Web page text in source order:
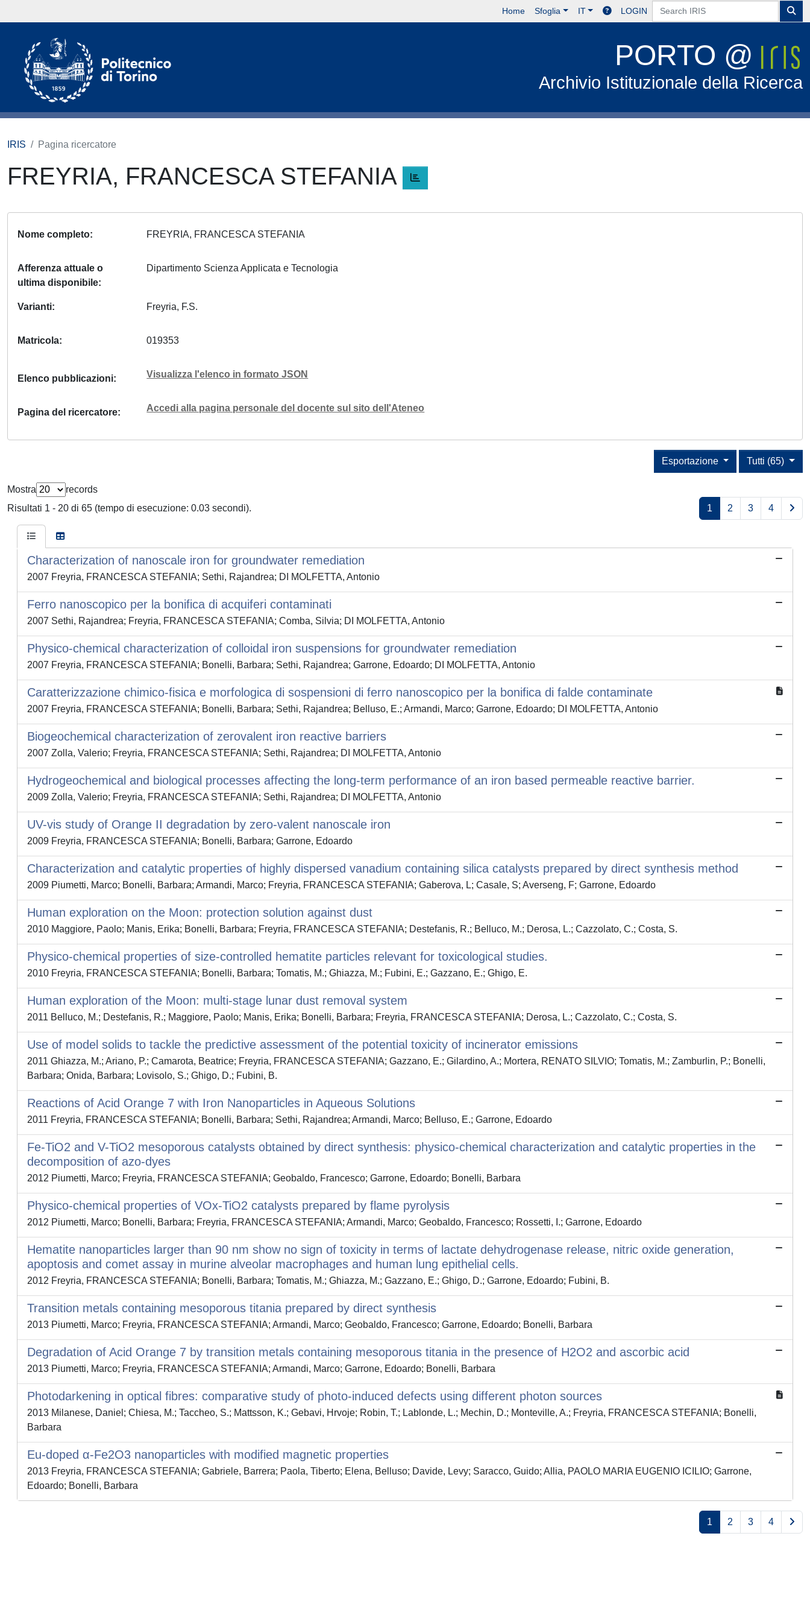
Home Sfoglia IT LOGIN
PORTO @
Archivio Istituzionale della Ricerca
IRIS Pagina ricercatore
FREYRIA, FRANCESCA STEFANIA
Nome completo FREYRIA, FRANCESCA STEFANIA
Afferenza attuale o
ultima disponibile
Dipartimento Scienza Applicata e Tecnologia
Varianti Freyria, F.S.
Matricola 019353
Elenco pubblicazioni Visualizza l'elenco in formato JSON
Pagina del ricercatore Accedi alla pagina personale del docente sul sito dell'Ateneo
Tutti (65)
Esportazione
Mostra
records
Risultati 1 - 20 di 65 (tempo di esecuzione: 0.03 secondi).
1 2 3 4
Characterization of nanoscale iron for groundwater remediation
2007 Freyria, FRANCESCA STEFANIA; Sethi, Rajandrea; DI MOLFETTA, Antonio
Ferro nanoscopico per la bonifica di acquiferi contaminati
2007 Sethi, Rajandrea; Freyria, FRANCESCA STEFANIA; Comba, Silvia; DI MOLFETTA, Antonio
Physico-chemical characterization of colloidal iron suspensions for groundwater remediation
2007 Freyria, FRANCESCA STEFANIA; Bonelli, Barbara; Sethi, Rajandrea; Garrone, Edoardo; DI MOLFETTA, Antonio
Caratterizzazione chimico-fisica e morfologica di sospensioni di ferro nanoscopico per la bonifica di falde contaminate
2007 Freyria, FRANCESCA STEFANIA; Bonelli, Barbara; Sethi, Rajandrea; Belluso, E.; Armandi, Marco; Garrone, Edoardo; DI MOLFETTA, Antonio
Biogeochemical characterization of zerovalent iron reactive barriers
2007 Zolla, Valerio; Freyria, FRANCESCA STEFANIA; Sethi, Rajandrea; DI MOLFETTA, Antonio
Hydrogeochemical and biological processes affecting the long-term performance of an iron based permeable reactive barrier.
2009 Zolla, Valerio; Freyria, FRANCESCA STEFANIA; Sethi, Rajandrea; DI MOLFETTA, Antonio
UV-vis study of Orange II degradation by zero-valent nanoscale iron
2009 Freyria, FRANCESCA STEFANIA; Bonelli, Barbara; Garrone, Edoardo
Characterization and catalytic properties of highly dispersed vanadium containing silica catalysts prepared by direct synthesis method
2009 Piumetti, Marco; Bonelli, Barbara; Armandi, Marco; Freyria, FRANCESCA STEFANIA; Gaberova, L; Casale, S; Averseng, F; Garrone, Edoardo
Human exploration on the Moon: protection solution against dust
2010 Maggiore, Paolo; Manis, Erika; Bonelli, Barbara; Freyria, FRANCESCA STEFANIA; Destefanis, R.; Belluco, M.; Derosa, L.; Cazzolato, C.; Costa, S.
Physico-chemical properties of size-controlled hematite particles relevant for toxicological studies.
2010 Freyria, FRANCESCA STEFANIA; Bonelli, Barbara; Tomatis, M.; Ghiazza, M.; Fubini, E.; Gazzano, E.; Ghigo, E.
Human exploration of the Moon: multi-stage lunar dust removal system
2011 Belluco, M.; Destefanis, R.; Maggiore, Paolo; Manis, Erika; Bonelli, Barbara; Freyria, FRANCESCA STEFANIA; Derosa, L.; Cazzolato, C.; Costa, S.
Use of model solids to tackle the predictive assessment of the potential toxicity of incinerator emissions
2011 Ghiazza, M.; Ariano, P.; Camarota, Beatrice; Freyria, FRANCESCA STEFANIA; Gazzano, E.; Gilardino, A.; Mortera, RENATO SILVIO; Tomatis, M.; Zamburlin, P.; Bonelli,
Barbara; Onida, Barbara; Lovisolo, S.; Ghigo, D.; Fubini, B.
Reactions of Acid Orange 7 with Iron Nanoparticles in Aqueous Solutions
2011 Freyria, FRANCESCA STEFANIA; Bonelli, Barbara; Sethi, Rajandrea; Armandi, Marco; Belluso, E.; Garrone, Edoardo
Fe-TiO2 and V-TiO2 mesoporous catalysts obtained by direct synthesis: physico-chemical characterization and catalytic properties in the
decomposition of azo-dyes
2012 Piumetti, Marco; Freyria, FRANCESCA STEFANIA; Geobaldo, Francesco; Garrone, Edoardo; Bonelli, Barbara
Physico-chemical properties of VOx-TiO2 catalysts prepared by flame pyrolysis
2012 Piumetti, Marco; Bonelli, Barbara; Freyria, FRANCESCA STEFANIA; Armandi, Marco; Geobaldo, Francesco; Rossetti, I.; Garrone, Edoardo
Hematite nanoparticles larger than 90 nm show no sign of toxicity in terms of lactate dehydrogenase release, nitric oxide generation,
apoptosis and comet assay in murine alveolar macrophages and human lung epithelial cells.
2012 Freyria, FRANCESCA STEFANIA; Bonelli, Barbara; Tomatis, M.; Ghiazza, M.; Gazzano, E.; Ghigo, D.; Garrone, Edoardo; Fubini, B.
Transition metals containing mesoporous titania prepared by direct synthesis
2013 Piumetti, Marco; Freyria, FRANCESCA STEFANIA; Armandi, Marco; Geobaldo, Francesco; Garrone, Edoardo; Bonelli, Barbara
Degradation of Acid Orange 7 by transition metals containing mesoporous titania in the presence of H2O2 and ascorbic acid
2013 Piumetti, Marco; Freyria, FRANCESCA STEFANIA; Armandi, Marco; Garrone, Edoardo; Bonelli, Barbara
Photodarkening in optical fibres: comparative study of photo-induced defects using different photon sources
2013 Milanese, Daniel; Chiesa, M.; Taccheo, S.; Mattsson, K.; Gebavi, Hrvoje; Robin, T.; Lablonde, L.; Mechin, D.; Monteville, A.; Freyria, FRANCESCA STEFANIA; Bonelli,
Barbara
Eu-doped α-Fe2O3 nanoparticles with modified magnetic properties
2013 Freyria, FRANCESCA STEFANIA; Gabriele, Barrera; Paola, Tiberto; Elena, Belluso; Davide, Levy; Saracco, Guido; Allia, PAOLO MARIA EUGENIO ICILIO; Garrone,
Edoardo; Bonelli, Barbara
1 2 3 4